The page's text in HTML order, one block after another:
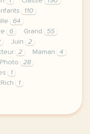
110
64
6 Grand
55
Juin
2
2 Maman
4
Photo
28
1
Rich
1
est une priorite